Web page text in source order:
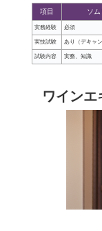
項目 ソ
実務経験 必須
実技試験 あり（デキャ
試験内容 実務、知識
ワインエ